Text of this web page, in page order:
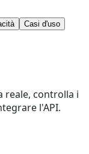
Casi d'uso
reale, controlla i
l'API.